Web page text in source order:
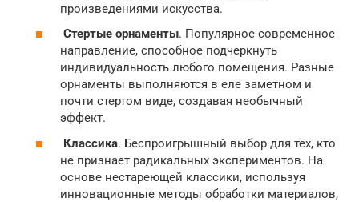
произведениями искусства.
Стертые орнаменты. Популярное современное
направление, способное подчеркнуть
индивидуальность любого помещения. Разные
орнаменты выполняются в еле заметном и
почти стертом виде, создавая необычный
эффект.
Классика. Беспроигрышный выбор для тех, кто
не признает радикальных экспериментов. На
основе нестареющей классики, используя
инновационные методы обработки материалов,